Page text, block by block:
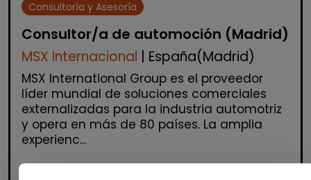
Consultoría y Asesoría
Consultor/a de automoción (Madrid)
MSX Internacional | España(Madrid)
MSX International Group es el proveedor
líder mundial de soluciones comerciales
externalizadas para la industria automotriz
y opera en más de 80 países. La amplia
experienc...